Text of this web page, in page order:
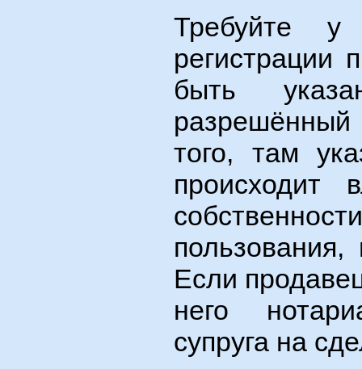
Требуйте у
регистрации
быть
того, там
происходит
Если
него
супруга на